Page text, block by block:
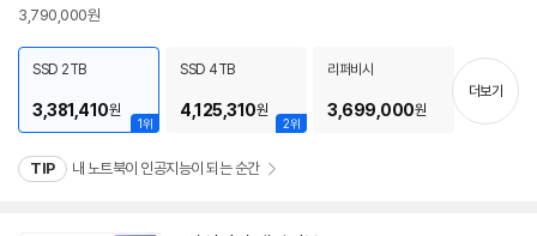
3,790,000원
기
1위
SSD 2TB
3,381,410원
2위
SSD 4TB
4,125,310원
리퍼비시
3,699,000원
더보기
TIP 내 노트북이 인공지능이 되는 순간